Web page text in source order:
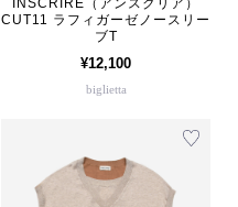
INSCRIRE（アンスクリア）
CUT11 ラフィガーゼノースリー
ブT
¥12,100
biglietta